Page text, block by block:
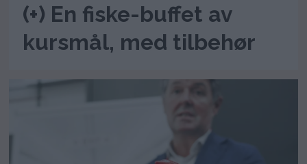
(+) En fiske-buffet av
kursmål, med tilbehør